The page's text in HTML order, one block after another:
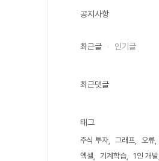
공지사항
최근글 인기글
최근댓글
태그
주식 투자 그래프 오류
엑셀
기계학습 1인 개발